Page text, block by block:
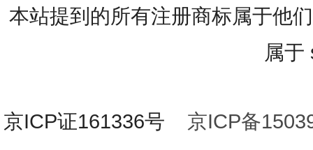
本站提到的所有注册商标属于他
属于
京ICP证161336号 京ICP备